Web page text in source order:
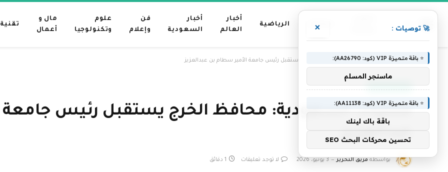
منوعات الرياضية
أخبار
العالم
أخبار
السعودية
فن
وإعلام
علوم
وتكنولوجيا
مال و
أعمال
تقنية
الرئيسية » محليات السعودية: محافظ الخرج يستقبل رئيس جامعة الأمير سطام بن عبدالعزيز
أخبار السعودية
محليات السعودية: محافظ الخرج يستقبل رئيس جامعة
عبدالعزيز
بواسطة فريق التحرير 3 يونيو، 2026 لا توجد تعليقات 1 دقائق
🚀 توصيات : ×
⭐ باقة متميزة VIP (كود: AA26790):
ماسنجر المسلم
⭐ باقة متميزة VIP (كود: AA11138):
باقة باك لينك
تحسين محركات البحث SEO